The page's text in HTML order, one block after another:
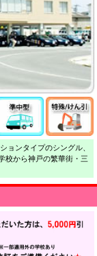
ョンタイプのシングル、
校から神戸の繁華街・三